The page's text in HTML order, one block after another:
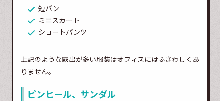
短パン
ミニスカート
ショートパンツ
上記のような露出が多い服装はオフィスにはふさわしくあ
りません。
ピンヒール、サンダル